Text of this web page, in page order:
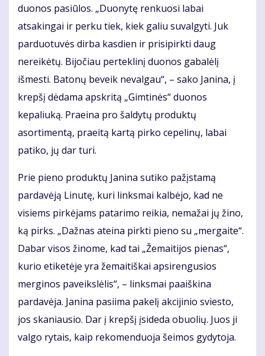
duonos pasiūlos. „Duonytę renkuosi labai
atsakingai ir perku tiek, kiek galiu suvalgyti. Juk
parduotuvės dirba kasdien ir prisipirkti daug
nereikėtų. Bijočiau perteklinį duonos gabalėlį
išmesti. Batonų beveik nevalgau“, – sako Janina, į
krepšį dėdama apskritą „Gimtinės“ duonos
kepaliuką. Praeina pro šaldytų produktų
asortimentą, praeitą kartą pirko cepelinų, labai
patiko, jų dar turi.
Prie pieno produktų Janina sutiko pažįstamą
pardavėją Linutę, kuri linksmai kalbėjo, kad ne
visiems pirkėjams patarimo reikia, nemažai jų žino,
ką pirks. „Dažnas ateina pirkti pieno su „mergaite“.
Dabar visos žinome, kad tai „Žemaitijos pienas“,
kurio etiketėje yra žemaitiškai apsirengusios
merginos paveikslėlis“, – linksmai paaiškina
pardavėja. Janina pasiima pakelį akcijinio sviesto,
jos skaniausio. Dar į krepšį įsideda obuolių. Juos ji
valgo rytais, kaip rekomenduoja šeimos gydytoja.